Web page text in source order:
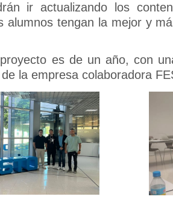
ir actualizando los
alumnos tengan la mejor y
es de un año, con
de la empresa colaboradora